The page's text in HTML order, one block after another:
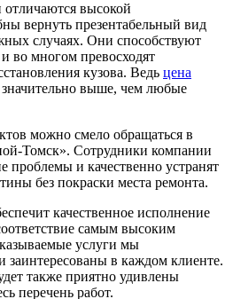
высокой
вернуть презентабельный вид
случаях. Они способствуют
во многом превосходят
кузова. Ведь цена
значительно выше, чем любые
можно смело обращаться в
Томск». Сотрудники компании
проблемы и качественно устранят
без покраски места ремонта.
качественное исполнение
самым высоким
услуги мы
заинтересованы в каждом клиенте.
также приятно удивлены
перечень работ.